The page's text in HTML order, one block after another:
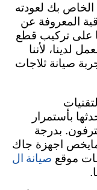
الخاص بك لعودته
المعروفة عن
على تركيب قطع
لدينا، لأننا
صيانة ثلاجات
بأستمرار
بدرجة
مايخص اجهزة جاك
موقع صيانة ال